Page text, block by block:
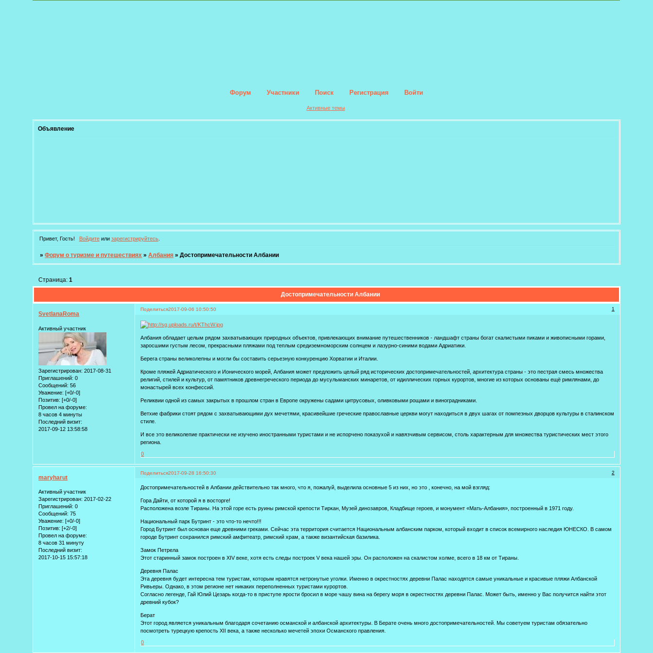
Форум Участники Поиск Регистрация Войти
Активные темы
Объявление
Привет, Гость! Войдитеили зарегистрируйтесь.
»Форум о туризме и путешествиях »Албания »Достопримечательности Албании
Достопримечательности Албании
Страница:1
Поделиться 1
2017-09-06 10:50:50
SvetlanaRoma
Активный участник
Зарегистрирован: 2017-08-31
Приглашений: 0
Сообщений: 56
Уважение: [+0/-0]
Позитив: [+0/-0]
Провел на форуме:
8 часов 4 минуты
Последний визит:
2017-09-12 13:58:58
Албания обладает целым рядом захватывающих природных объектов, привлекающих внимание путешественников - ландшафт страны богат скалистыми пиками и живописными горами,
заросшими густым лесом, прекрасными пляжами под теплым средиземноморским солнцем и лазурно-синими водами Адриатики.
Берега страны великолепны и могли бы составить серьезную конкуренцию Хорватии и Италии.
Кроме пляжей Адриатического и Ионического морей, Албания может предложить целый ряд исторических достопримечательностей, архитектура страны - это пестрая смесь множества
религий, стилей и культур, от памятников древнегреческого периода до мусульманских минаретов, от идиллических горных курортов, многие из которых основаны ещё римлянами, до
монастырей всех конфессий.
Реликвии одной из самых закрытых в прошлом стран в Европе окружены садами цитрусовых, оливковыми рощами и виноградниками.
Ветхие фабрики стоят рядом с захватывающими дух мечетями, красивейшие греческие православные церкви могут находиться в двух шагах от помпезных дворцов культуры в сталинском
стиле.
И все это великолепие практически не изучено иностранными туристами и не испорчено показухой и навязчивым сервисом, столь характерным для множества туристических мест этого
региона.
0
Поделиться 2
2017-09-28 16:50:30
maryharut
Активный участник
Зарегистрирован: 2017-02-22
Приглашений: 0
Сообщений: 75
Уважение: [+0/-0]
Позитив: [+2/-0]
Провел на форуме:
8 часов 31 минуту
Последний визит:
2017-10-15 15:57:18
Достопримечательностей в Албании действительно так много, что я, пожалуй, выделила основные 5 из них, но это , конечно, на мой взгляд:
Гора Дайти, от которой я в восторге!
Расположена возле Тираны. На этой горе есть руины римской крепости Тиркан, Музей динозавров, Кладбище героев, и монумент «Мать-Албания», построенный в 1971 году.
Национальный парк Бутринт - это что-то нечто!!!
Город Бутринт был основан еще древними греками. Сейчас эта территория считается Национальным албанским парком, который входит в список всемирного наследия ЮНЕСКО. В самом
городе Бутринт сохранился римский амфитеатр, римский храм, а также византийская базилика.
Замок Петрела
Этот старинный замок построен в XIV веке, хотя есть следы построек V века нашей эры. Он расположен на скалистом холме, всего в 18 км от Тираны.
Деревня Палас
Эта деревня будет интересна тем туристам, которым нравятся нетронутые уголки. Именно в окрестностях деревни Палас находятся самые уникальные и красивые пляжи Албанской
Ривьеры. Однако, в этом регионе нет никаких переполненных туристами курортов.
Согласно легенде, Гай Юлий Цезарь когда-то в приступе ярости бросил в море чашу вина на берегу моря в окрестностях деревни Палас. Может быть, именно у Вас получится найти этот
древний кубок?
Берат
Этот город является уникальным благодаря сочетанию османской и албанской архитектуры. В Берате очень много достопримечательностей. Мы советуем туристам обязательно
посмотреть турецкую крепость XII века, а также несколько мечетей эпохи Османского правления.
0